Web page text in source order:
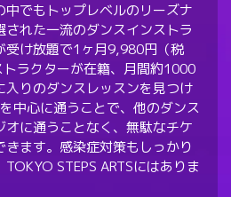
でもトップレベルのリーズナ
れた一流のダンスインストラ
受け放題で1ヶ月9,980円（税
ラクターが在籍、月間約1000
入りのダンスレッスンを見つけ
中心に通うことで、他のダンス
に通うことなく、無駄なチケ
ます。感染症対策もしっかり
STEPS ARTSにはありま